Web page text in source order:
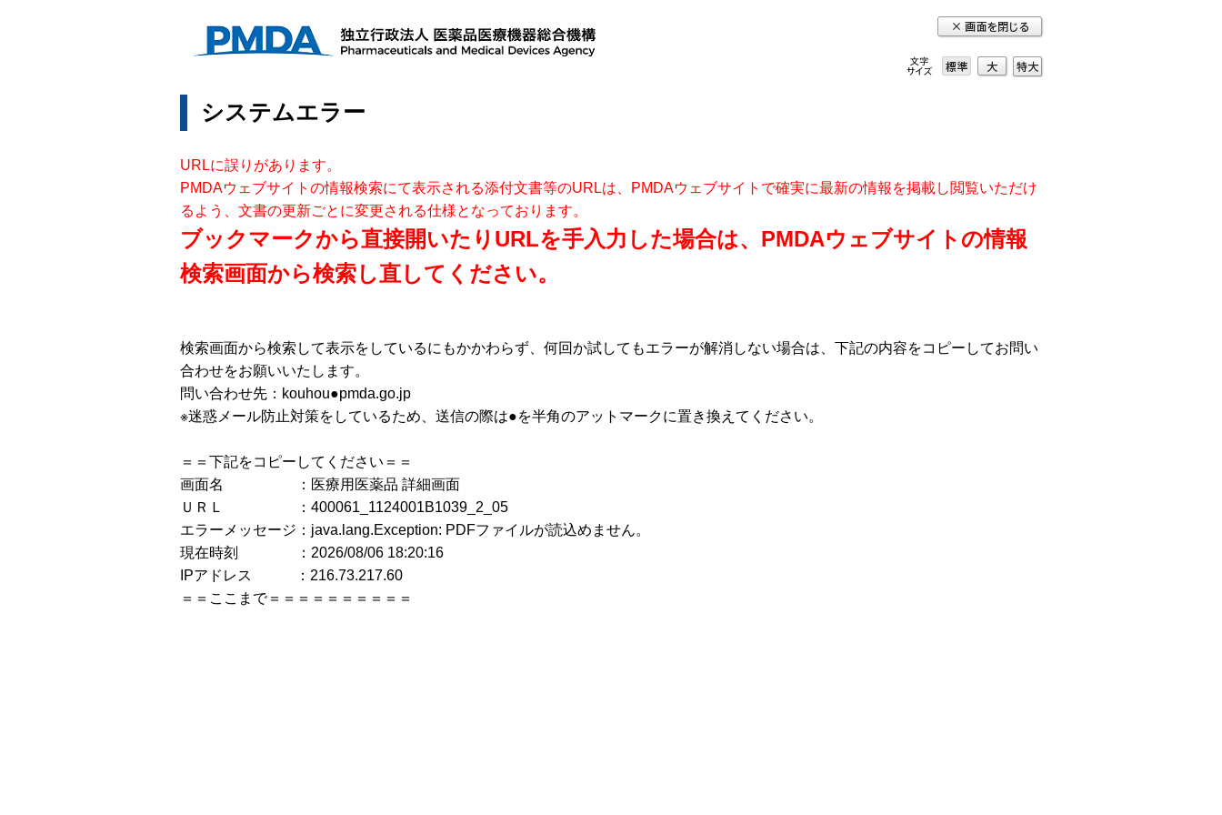
標準 大
特
大
システムエラー
URLに誤りがあります。
PMDAウェブサイトの情報検索にて表示される添付文書等のURLは、PMDAウェブサイトで確実に最新の情報を掲載し閲覧いただけ
るよう、文書の更新ごとに変更される仕様となっております。
ブックマークから直接開いたりURLを手入力した場合は、PMDAウェブサイトの情報
検索画面から検索し直してください。
検索画面から検索して表示をしているにもかかわらず、何回か試してもエラーが解消しない場合は、下記の内容をコピーしてお問い
合わせをお願いいたします。
問い合わせ先：kouhou●pmda.go.jp
※迷惑メール防止対策をしているため、送信の際は●を半角のアットマークに置き換えてください。
＝＝下記をコピーしてください＝＝
画面名 ：医療用医薬品 詳細画面
ＵＲＬ ：400061_1124001B1039_2_05
エラーメッセージ：java.lang.Exception: PDFファイルが読込めません。
現在時刻 ：2026/08/06 18:20:16
IPアドレス ：216.73.217.60
＝＝ここまで＝＝＝＝＝＝＝＝＝＝